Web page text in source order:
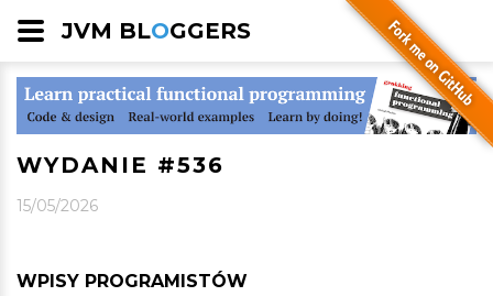
JVM BLOGGERS
WYDANIE #536
15/05/2026
WPISY PROGRAMISTÓW